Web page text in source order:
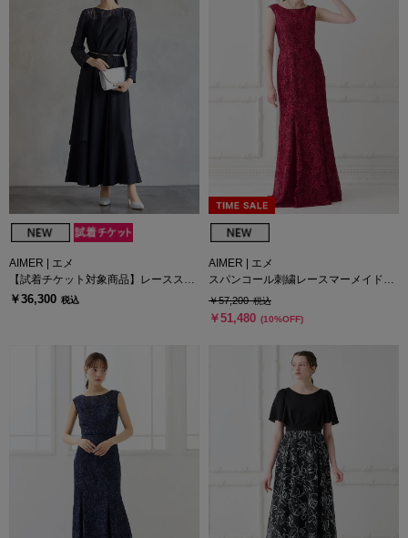
AIMER | エメ
【試着チケット対象商品】レーススリ
ーブビスチェデザインセミロングドレ
￥36,300 税込
AIMER | エメ
スパンコール刺繍レースマーメイドロ
ングドレス
￥57,200 税込
￥51,480 (10%OFF)